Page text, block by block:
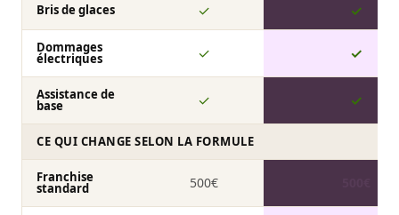
Bris de glaces ✓ ✓
Dommages
électriques ✓ ✓
Assistance de
base ✓ ✓
CE QUI CHANGE SELON LA FORMULE
Franchise
standard 500€